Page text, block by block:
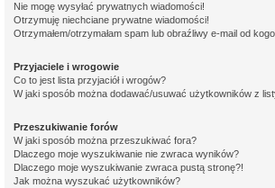
Nie mogę wysyłać prywatnych wiadomości!
Otrzymuję niechciane prywatne wiadomości!
Otrzymałem/otrzymałam spam lub obraźliwy e-mail od
Przyjaciele i wrogowie
Co to jest lista przyjaciół i wrogów?
W jaki sposób można dodawać/usuwać użytkowników z
Przeszukiwanie forów
W jaki sposób można przeszukiwać fora?
Dlaczego moje wyszukiwanie nie zwraca wyników?
Dlaczego moje wyszukiwanie zwraca pustą stronę?!
Jak można wyszukać użytkowników?